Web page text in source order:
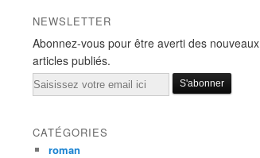
NEWSLETTER
Abonnez-vous pour être averti des nouveaux
articles publiés.
Email
CATÉGORIES
roman